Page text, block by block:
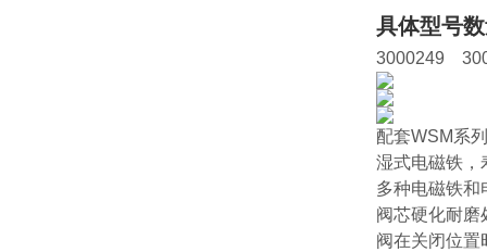
具体型号
3000249
配套WSM系
湿式电磁铁，
多种电磁铁和
阀芯硬化耐磨
阀在关闭位置